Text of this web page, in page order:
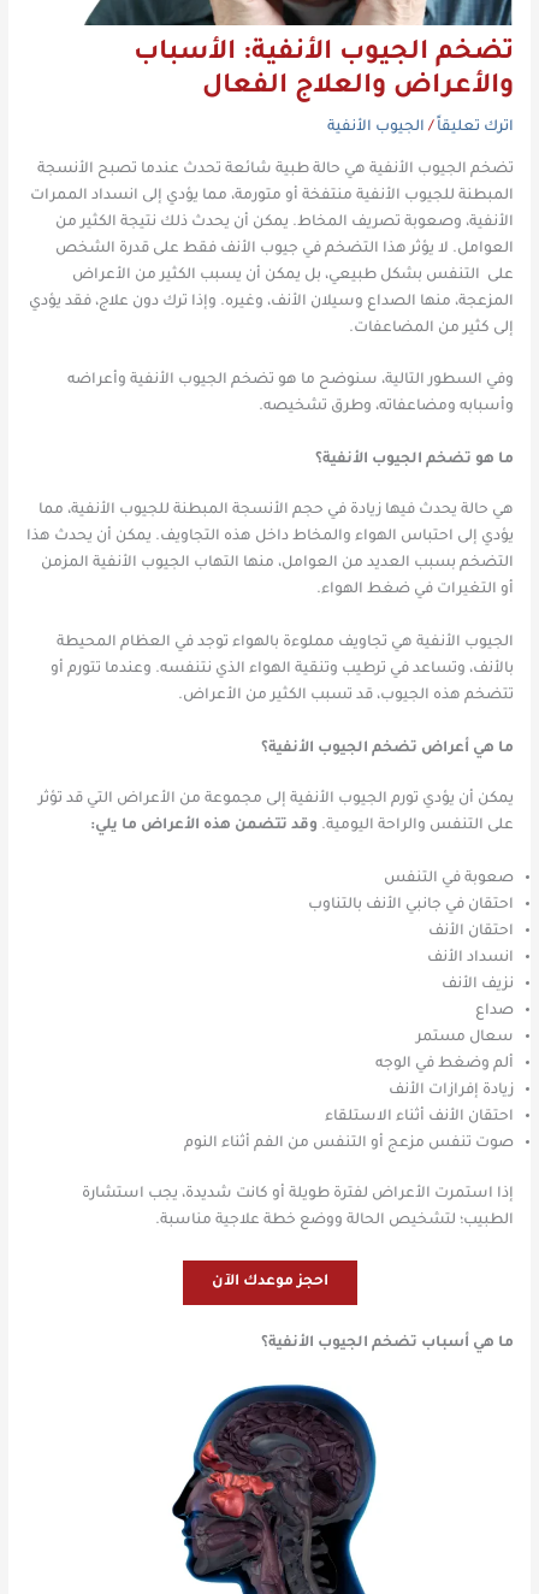
تضخم الجيوب الأنفية: الأسباب
والأعراض والعلاج الفعال
اترك تعليقاً / الجيوب الأنفية
تضخم الجيوب الأنفية هي حالة طبية شائعة تحدث عندما تصبح الأنسجة
المبطنة للجيوب الأنفية منتفخة أو متورمة، مما يؤدي إلى انسداد الممرات
الأنفية، وصعوبة تصريف المخاط. يمكن أن يحدث ذلك نتيجة الكثير من
العوامل. لا يؤثر هذا التضخم في جيوب الأنف فقط على قدرة الشخص
على التنفس بشكل طبيعي، بل يمكن أن يسبب الكثير من الأعراض
المزعجة، منها الصداع وسيلان الأنف، وغيره. وإذا ترك دون علاج، فقد يؤدي
إلى كثير من المضاعفات.
وفي السطور التالية، سنوضح ما هو تضخم الجيوب الأنفية وأعراضه
وأسبابه ومضاعفاته، وطرق تشخيصه.
ما هو تضخم الجيوب الأنفية؟
هي حالة يحدث فيها زيادة في حجم الأنسجة المبطنة للجيوب الأنفية، مما
يؤدي إلى احتباس الهواء والمخاط داخل هذه التجاويف. يمكن أن يحدث هذا
التضخم بسبب العديد من العوامل، منها التهاب الجيوب الأنفية المزمن
أو التغيرات في ضغط الهواء.
الجيوب الأنفية هي تجاويف مملوءة بالهواء توجد في العظام المحيطة
بالأنف، وتساعد في ترطيب وتنقية الهواء الذي نتنفسه. وعندما تتورم أو
تتضخم هذه الجيوب، قد تسبب الكثير من الأعراض.
ما هي أعراض تضخم الجيوب الأنفية؟
يمكن أن يؤدي تورم الجيوب الأنفية إلى مجموعة من الأعراض التي قد تؤثر
على التنفس والراحة اليومية. وقد تتضمن هذه الأعراض ما يلي:
صعوبة في التنفس
احتقان في جانبي الأنف بالتناوب
احتقان الأنف
انسداد الأنف
نزيف الأنف
صداع
سعال مستمر
ألم وضغط في الوجه
زيادة إفرازات الأنف
احتقان الأنف أثناء الاستلقاء
صوت تنفس مزعج أو التنفس من الفم أثناء النوم
إذا استمرت الأعراض لفترة طويلة أو كانت شديدة، يجب استشارة
الطبيب؛ لتشخيص الحالة ووضع خطة علاجية مناسبة.
احجز موعدك الآن
ما هي أسباب تضخم الجيوب الأنفية؟